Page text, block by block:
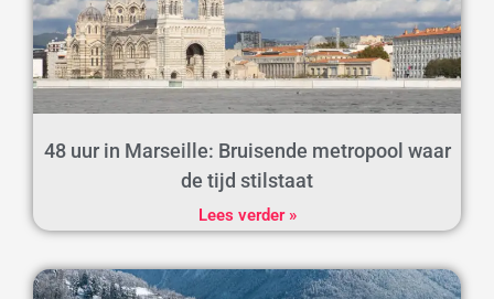
48 uur in Marseille: Bruisende metropool waar
de tijd stilstaat
Lees verder »